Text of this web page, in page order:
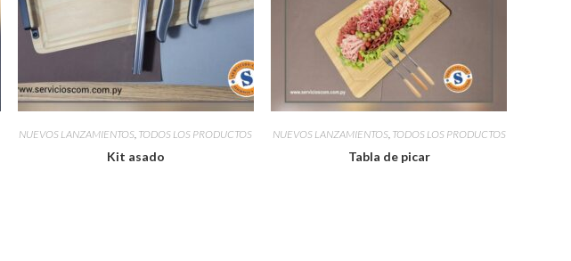
NUEVOS LANZAMIENTOS, TODOS LOS PRODUCTOS
Kit asado
NUEVOS LANZAMIENTOS, TODOS LOS PRODUCTOS
Tabla de picar